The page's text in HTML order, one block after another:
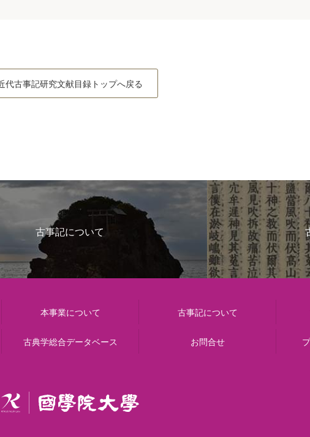
代古事記研究文献目録トップへ戻る
古事記について
本事業について 古事記について
古典学総合データベース お問合せ